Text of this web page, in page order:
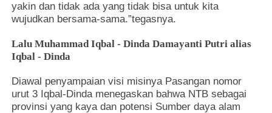
yakin dan tidak ada yang tidak bisa untuk kita
wujudkan bersama-sama.”tegasnya.
Lalu Muhammad Iqbal - Dinda Damayanti Putri alias
Iqbal - Dinda
Diawal penyampaian visi misinya Pasangan nomor
urut 3 Iqbal-Dinda menegaskan bahwa NTB sebagai
provinsi yang kaya dan potensi Sumber daya alam